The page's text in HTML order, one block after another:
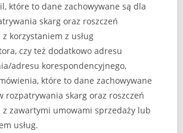
które to dane zachowywane są dla
skarg oraz roszczeń
korzystaniem z usług
czy też dodatkowo adresu
adresu korespondencyjnego,
które to dane zachowywane
rozpatrywania skarg oraz roszczeń
z zawartymi umowami sprzedaży lub
usług.